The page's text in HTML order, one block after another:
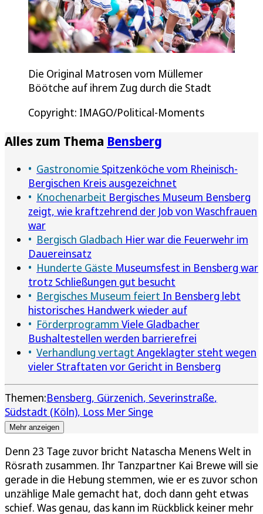
Die Original Matrosen vom Müllemer
Böötche auf ihrem Zug durch die Stadt
Copyright: IMAGO/Political-Moments
Alles zum Thema Bensberg
Gastronomie Spitzenköche vom Rheinisch-
Bergischen Kreis ausgezeichnet
Knochenarbeit Bergisches Museum Bensberg
zeigt, wie kraftzehrend der Job von Waschfrauen
war
Bergisch Gladbach Hier war die Feuerwehr im
Dauereinsatz
Hunderte Gäste Museumsfest in Bensberg war
trotz Schließungen gut besucht
Bergisches Museum feiert In Bensberg lebt
historisches Handwerk wieder auf
Förderprogramm Viele Gladbacher
Bushaltestellen werden barrierefrei
Verhandlung vertagt Angeklagter steht wegen
vieler Straftaten vor Gericht in Bensberg
Themen:Bensberg Gürzenich Severinstraße
Südstadt (Köln) Loss Mer Singe
Mehr anzeigen
Denn 23 Tage zuvor bricht Natascha Menens Welt in
Rösrath zusammen. Ihr Tanzpartner Kai Brewe will sie
gerade in die Hebung stemmen, wie er es zuvor schon
unzählige Male gemacht hat, doch dann geht etwas
schief. Was genau, das kann im Rückblick keiner mehr